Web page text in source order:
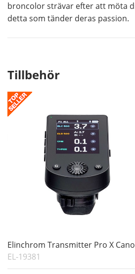
broncolor strävar efter att möta
detta som tänder deras passion.
Tillbehör
Elinchrom Transmitter Pro X
EL-19381